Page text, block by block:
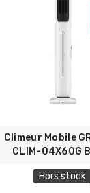
Climeur Mobile
CLIM-04X60G
Hors stock